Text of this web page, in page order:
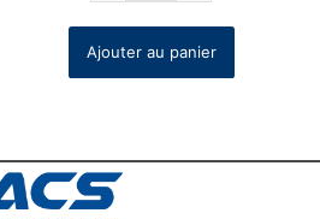
Ajouter au panier